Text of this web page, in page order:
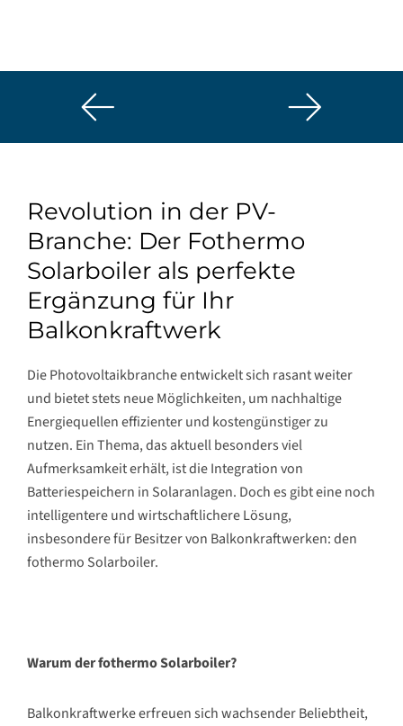
Revolution in der PV-
Branche: Der Fothermo
Solarboiler als perfekte
Ergänzung für Ihr
Balkonkraftwerk
Die Photovoltaikbranche entwickelt sich rasant weiter
und bietet stets neue Möglichkeiten, um nachhaltige
Energiequellen effizienter und kostengünstiger zu
nutzen. Ein Thema, das aktuell besonders viel
Aufmerksamkeit erhält, ist die Integration von
Batteriespeichern in Solaranlagen. Doch es gibt eine noch
intelligentere und wirtschaftlichere Lösung,
insbesondere für Besitzer von Balkonkraftwerken: den
fothermo Solarboiler.
Warum der fothermo Solarboiler?
Balkonkraftwerke erfreuen sich wachsender Beliebtheit,